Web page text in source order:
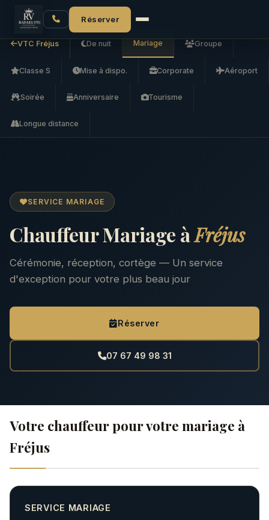
Réserver
Accueil VTC Fréjus Mariage
VTC Fréjus De nuit Mariage Groupe
Classe S Mise à dispo. Corporate Aéroport
Soirée Anniversaire Tourisme
Longue distance
SERVICE MARIAGE
Chauffeur Mariage àFréjus
Cérémonie, réception, cortège — Un service
d'exception pour votre plus beau jour
Réserver
07 67 49 98 31
Votre chauffeur pour votre mariage à
Fréjus
SERVICE MARIAGE